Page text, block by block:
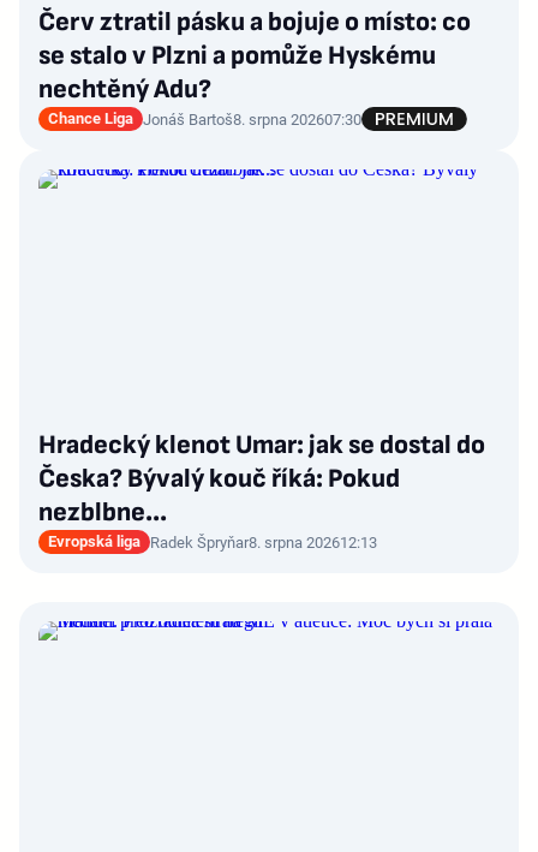
Červ ztratil pásku a bojuje o místo: co
se stalo v Plzni a pomůže Hyskému
nechtěný Adu?
Chance Liga Jonáš Bartoš8. srpna 202607:30
Hradecký klenot Umar: jak se dostal do
Česka? Bývalý kouč říká: Pokud
nezblbne...
Evropská liga Radek Špryňar8. srpna 202612:13